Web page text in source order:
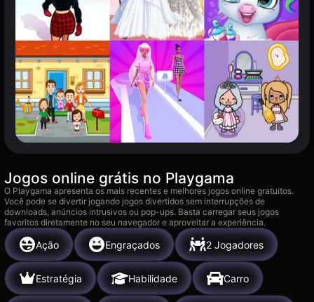
Jogos online grátis no Playgama
O Playgama apresenta os mais recentes e melhores jogos online gratuitos.
Você pode se divertir jogando jogos divertidos sem interrupções de
downloads, anúncios intrusivos ou pop-ups. Basta carregar seus jogos
favoritos diretamente no seu navegador e aproveitar a experiência.
Ação Engraçados 2 Jogadores
Estratégia Habilidade Carro